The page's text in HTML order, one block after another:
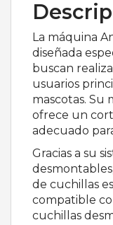
La máquina
diseñada
buscan
usuarios
mascotas. Su
ofrece un
adecuado
Gracias a su
de cuchillas
compatible
cuchillas